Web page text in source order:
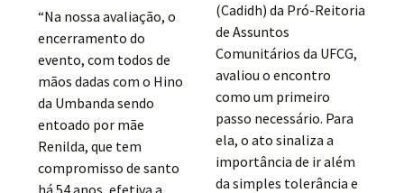
“Na nossa avaliação, o
encerramento do
evento, com todos de
mãos dadas com o Hino
da Umbanda sendo
entoado por mãe
Renilda, que tem
compromisso de santo
há 54 anos, efetiva a
(Cadidh) da Pró-Reitoria
de Assuntos
Comunitários da UFCG,
avaliou o encontro
como um primeiro
passo necessário. Para
ela, o ato sinaliza a
importância de ir além
da simples tolerância e